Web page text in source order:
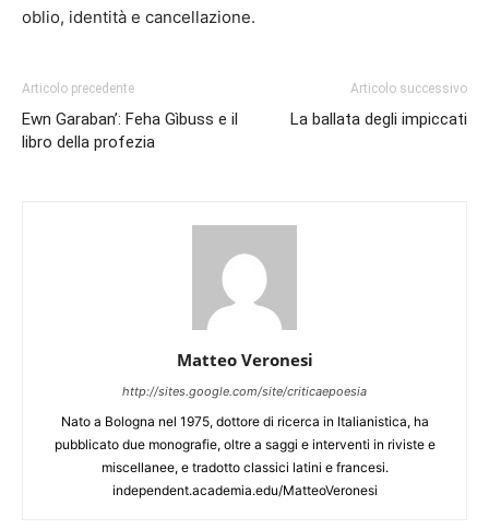
oblio, identità e cancellazione.
Articolo precedente
Ewn Garaban’: Feha Gìbuss e il
libro della profezia
Articolo successivo
La ballata degli impiccati
Matteo Veronesi
http://sites.google.com/site/criticaepoesia
Nato a Bologna nel 1975, dottore di ricerca in Italianistica, ha
pubblicato due monografie, oltre a saggi e interventi in riviste e
miscellanee, e tradotto classici latini e francesi.
independent.academia.edu/MatteoVeronesi